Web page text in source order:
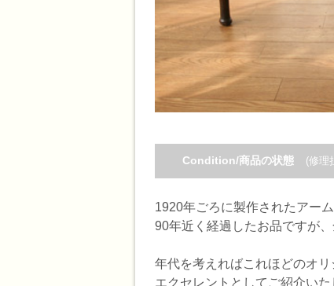
Condition/商品の状態 (修理
1920年ごろに製作されたアー
90年近く経過したお品ですが
年代を考えればこれほどのオ
エクセレントとしてご紹介いた